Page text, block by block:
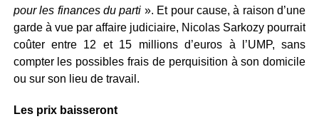
pour les finances du parti ». Et pour cause, à raison d’une
garde à vue par affaire judiciaire, Nicolas Sarkozy pourrait
coûter entre 12 et 15 millions d’euros à l’UMP, sans
compter les possibles frais de perquisition à son domicile
ou sur son lieu de travail.
Les prix baisseront